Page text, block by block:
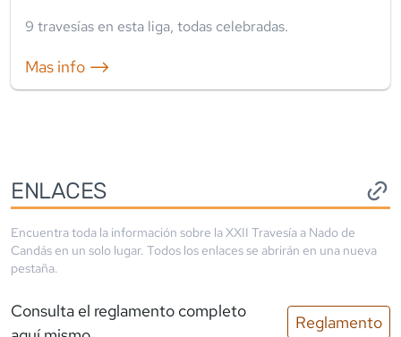
9 travesías en esta liga, todas celebradas.
Mas info ⟶
ENLACES
Encuentra toda la información sobre laXXII Travesía a Nado de
Candás en un solo lugar. Todos los enlaces se abrirán en una nueva
pestaña.
Consulta el reglamento completo
Reglamento